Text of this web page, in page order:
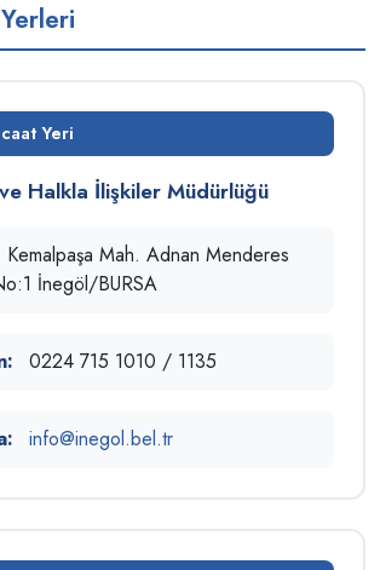
Yeri
ve Halkla İlişkiler Müdürlüğü
Kemalpaşa Mah. Adnan Menderes
İnegöl/BURSA
0224 715 1010 / 1135
info@inegol.bel.tr